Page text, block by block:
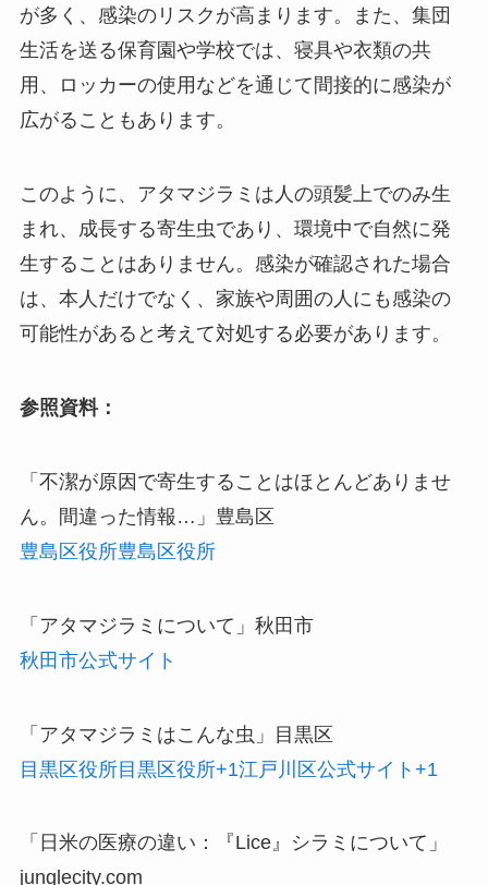
が多く、感染のリスクが高まります。​また、集団
生活を送る保育園や学校では、寝具や衣類の共
用、ロッカーの使用などを通じて間接的に感染が
広がることもあります。 ​
このように、アタマジラミは人の頭髪上でのみ生
まれ、成長する寄生虫であり、環境中で自然に発
生することはありません。​感染が確認された場合
は、本人だけでなく、家族や周囲の人にも感染の
可能性があると考えて対処する必要があります。​
参照資料：
「不潔が原因で寄生することはほとんどありませ
ん。間違った情報…」豊島区
豊島区役所豊島区役所
「アタマジラミについて」秋田市
秋田市公式サイト
「アタマジラミはこんな虫」目黒区
目黒区役所目黒区役所+1江戸川区公式サイト+1
「日米の医療の違い：『Lice』シラミについて」
junglecity.com